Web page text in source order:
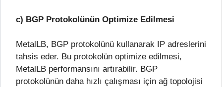
c) BGP Protokolünün Optimize Edilmesi
MetalLB, BGP protokolünü kullanarak IP adreslerini
tahsis eder. Bu protokolün optimize edilmesi,
MetalLB performansını artırabilir. BGP
protokolünün daha hızlı çalışması için ağ topolojisi